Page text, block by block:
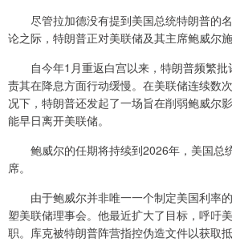
尽管拉加德没有提到美国总统特朗普的
论之际，特朗普正对美联储及其主席鲍威尔
自今年1月重返白宫以来，特朗普频繁批
责其在降息方面行动缓慢。在美联储连续数
况下，特朗普还发起了一场旨在削弱鲍威尔
能早日离开美联储。
鲍威尔的任期将持续到2026年，美国总
席。
由于鲍威尔并非唯一一个制定美国利率
塑美联储理事会。他最近扩大了目标，呼吁
职。库克被特朗普阵营指控伪造文件以获取抵